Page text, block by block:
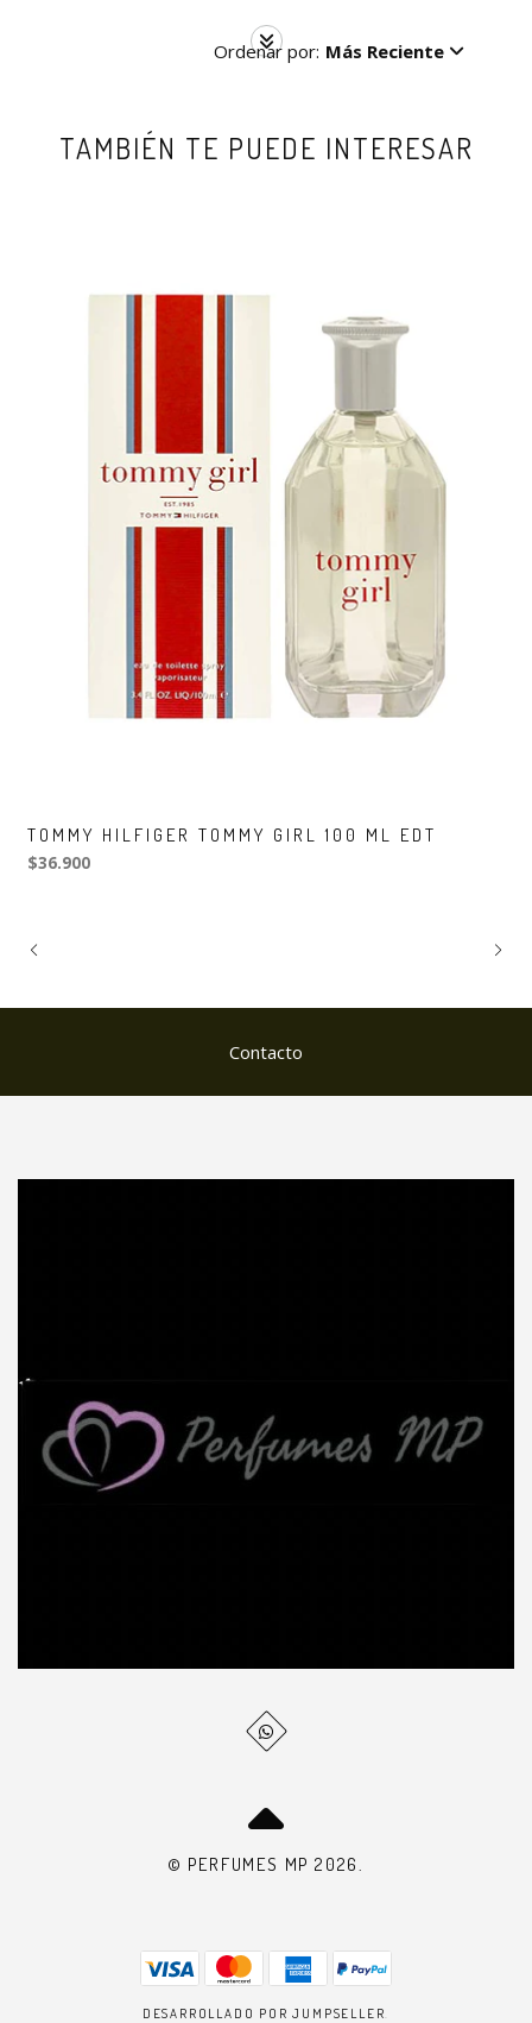
Ordenar por: Más Reciente
TAMBIÉN TE PUEDE INTERESAR
TOMMY HILFIGER TOMMY GIRL 100 ML EDT
$36.900
Contacto
© PERFUMES MP 2026.
DESARROLLADO POR JUMPSELLER.